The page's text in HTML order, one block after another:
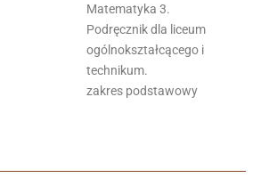
Matematyka 3.
Podręcznik dla liceum
ogólnokształcącego i
technikum.
zakres podstawowy